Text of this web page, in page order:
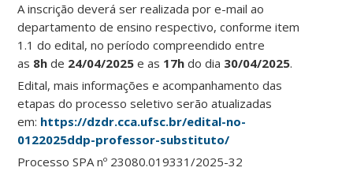
A inscrição deverá ser realizada por e-mail ao
departamento de ensino respectivo, conforme item
1.1 do edital, no período compreendido entre
as 8hde 24/04/2025 e as 17hdo dia 30/04/2025.
Edital, mais informações e acompanhamento das
etapas do processo seletivo serão atualizadas
em: https://dzdr.cca.ufsc.br/edital-no-
0122025ddp-professor-substituto/
Processo SPA nº 23080.019331/2025-32